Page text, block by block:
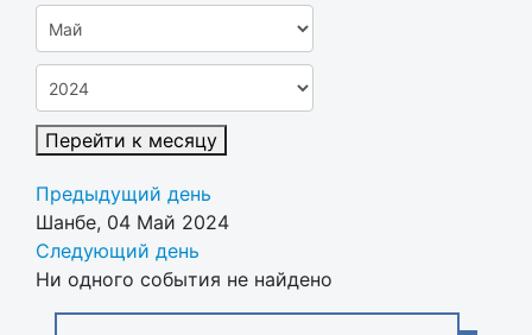
Перейти к месяцу
Предыдущий день
Шанбе, 04 Май 2024
Следующий день
Ни одного события не найдено